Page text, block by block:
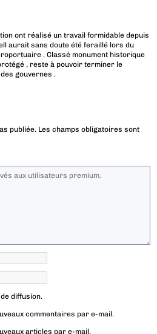
ont réalisé un travail formidable depuis
aurait sans doute été feraillé lors du
. Classé monument historique
, reste à pouvoir terminer le
gouvernes .
publiée. Les champs obligatoires sont
diffusion.
commentaires par e-mail.
articles par e-mail.